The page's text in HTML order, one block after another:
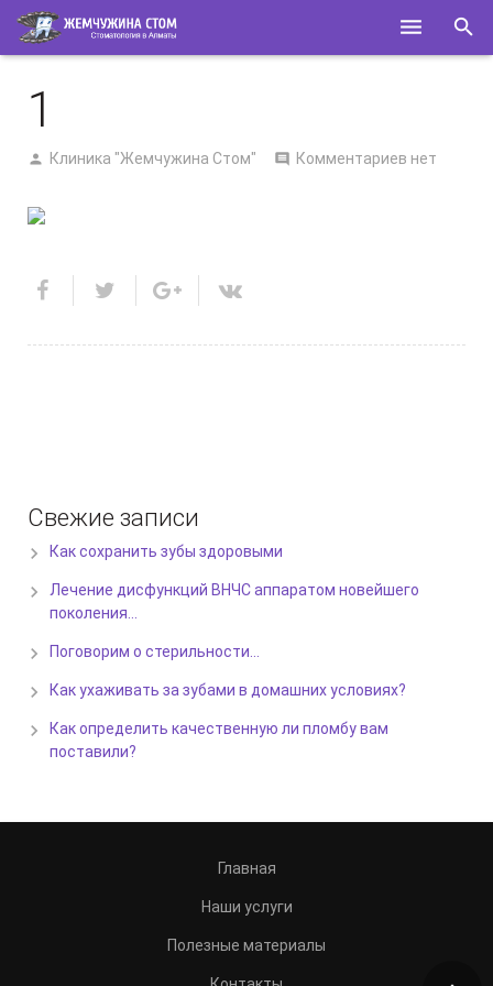
О НАС
КОНТАКТЫ
1
Клиника "Жемчужина Стом" Комментариев нет
Свежие записи
Как сохранить зубы здоровыми
Лечение дисфункций ВНЧС аппаратом новейшего
поколения…
Поговорим о стерильности…
Как ухаживать за зубами в домашних условиях?
Как определить качественную ли пломбу вам
поставили?
Главная
Наши услуги
Полезные материалы